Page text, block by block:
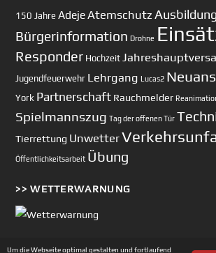
150 Jahre AdejeAtemschutz Ausbildung
Bürgerinformation Drohne
Responder Hochzeit
Jugendfeuerwehr Lehrgang Lucas2
York Partnerschaft Rauchmelder
Spielmannszug Tag der offenen Tür
Tierrettung Unwetter
Öffentlichkeitsarbeit Übung
>> WETTERWARNUNG
Um die Webseite optimal gestalten und fortlaufend